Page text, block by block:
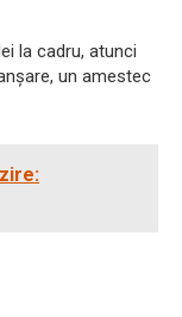
la cadru, atunci
un amestec